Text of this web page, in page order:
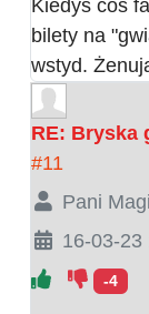
Kiedyś coś
bilety na
wstyd.
RE: Bryska
#11
Pani
16-03-23
-4